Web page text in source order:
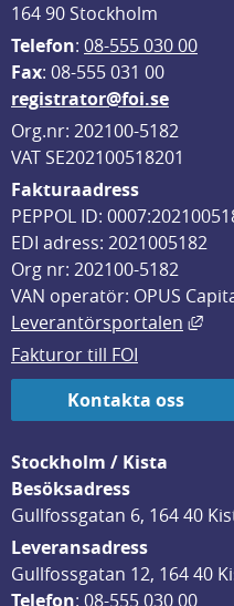
164 90 Stockholm
Telefon: 08-555 030 00
Fax: 08-555 031 00
registrator@foi.se
Org.nr: 202100-5182
VAT SE202100518201
Fakturaadress
PEPPOL ID:
EDI adress: 2021005182
Org nr: 202100-5182
VAN operatör: OPUS
Leverantörsportalen
Fakturor till FOI
Kontakta oss
Stockholm / Kista
Besöksadress
Gullfossgatan 6, 164 40
Leveransadress
Gullfossgatan 12, 164 40
Telefon: 08-555 030 00